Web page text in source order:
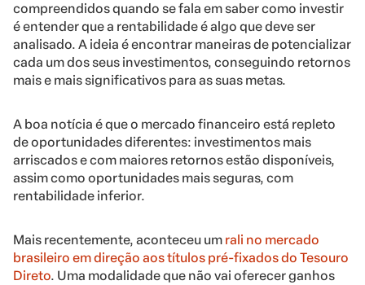
compreendidos quando se fala em saber como investir
é entender que a rentabilidade é algo que deve ser
analisado. A ideia é encontrar maneiras de potencializar
cada um dos seus investimentos, conseguindo retornos
mais e mais significativos para as suas metas.
A boa notícia é que o mercado financeiro está repleto
de oportunidades diferentes: investimentos mais
arriscados e com maiores retornos estão disponíveis,
assim como oportunidades mais seguras, com
rentabilidade inferior.
Mais recentemente, aconteceu um rali no mercado
brasileiro em direção aos títulos pré-fixados do Tesouro
Direto. Uma modalidade que não vai oferecer ganhos